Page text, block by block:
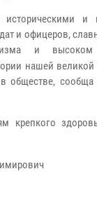
и
и офицеров,
и
нашей
обществе, сообща